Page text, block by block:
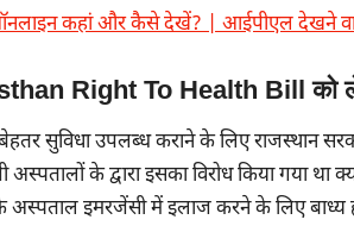
कहां और कैसे देखें? | आईपीएल देखने
Right To Health Bill को
सुविधा उपलब्ध कराने के लिए राजस्थान
के द्वारा इसका विरोध किया गया था
अस्पताल इमरजेंसी में इलाज करने के लिए बाध्य